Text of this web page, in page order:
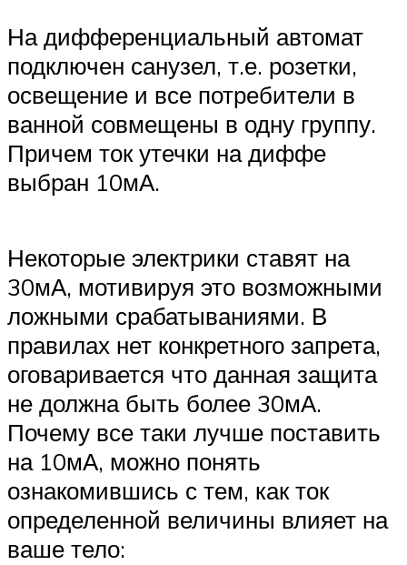
На дифференциальный автомат
подключен санузел, т.е. розетки,
освещение и все потребители в
ванной совмещены в одну группу.
Причем ток утечки на диффе
выбран 10мА.
Некоторые электрики ставят на
30мА, мотивируя это возможными
ложными срабатываниями. В
правилах нет конкретного запрета,
оговаривается что данная защита
не должна быть более 30мА.
Почему все таки лучше поставить
на 10мА, можно понять
ознакомившись с тем, как ток
определенной величины влияет на
ваше тело: